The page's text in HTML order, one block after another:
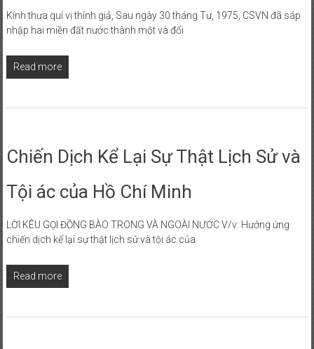
Kính thưa quí vị thính giả, Sau ngày 30 tháng Tư, 1975, CSVN đã sáp
nhập hai miền đất nước thành một và đổi
Read more
Chiến Dịch Kể Lại Sự Thật Lịch Sử và
Tội ác của Hồ Chí Minh
LỜI KÊU GỌI ĐỒNG BÀO TRONG VÀ NGOÀI NƯỚC V/v: Hưởng ứng
chiến dịch kể lại sự thật lịch sử và tội ác của
Read more